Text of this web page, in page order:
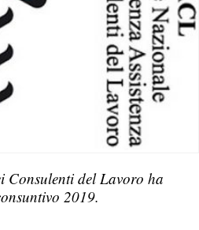
Consulenti del Lavoro ha
2019.